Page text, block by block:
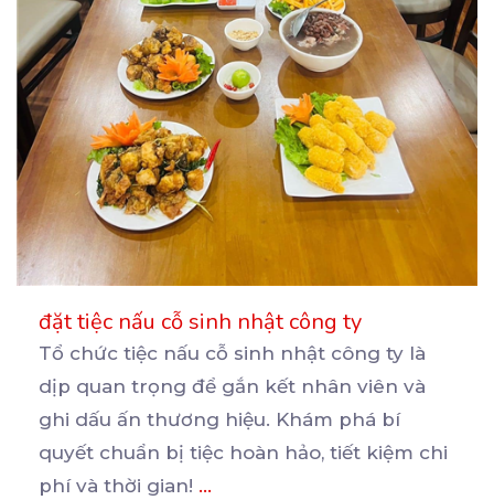
đặt tiệc nấu cỗ sinh nhật công ty
Tổ chức tiệc nấu cỗ sinh nhật công ty là
dịp quan trọng để gắn kết nhân viên và
ghi dấu ấn thương hiệu. Khám phá bí
quyết chuẩn bị tiệc hoàn hảo, tiết kiệm chi
phí và thời gian! ...